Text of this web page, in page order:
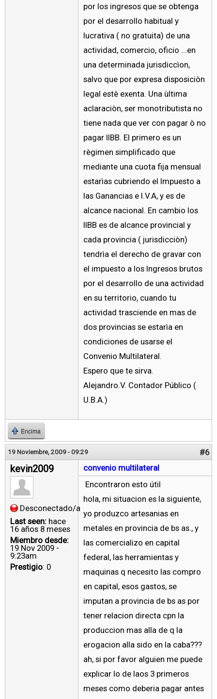
por los ingresos que se obtenga
por el desarrollo habitual y
lucrativa ( no gratuita) de una
actividad, comercio, oficio ...en
una determinada jurisdiccìon,
salvo que por expresa disposiciòn
legal estè exenta. Una ùltima
aclaraciòn, ser monotributista no
tiene nada que ver con pagar ò no
pagar IIBB. El primero es un
règimen simplificado que
mediante una cuota fija mensual
estarìas cubriendo el Impuesto a
las Ganancias e I.V.A, y es de
alcance nacional. En cambio los
IIBB es de alcance provincial y
cada provincia ( jurisdicciòn)
tendrìa el derecho de gravar con
el impuesto a los Ingresos brutos
por el desarrollo de una actividad
en su territorio, cuando tu
actividad trasciende en mas de
dos provincias se estarìa en
condiciones de usarse el
Convenio Multilateral.
Espero que te sirva.
Alejandro.V. Contador Público (
U.B.A.)
Encima
19 Noviembre, 2009 - 09:29 #6
kevin2009
Desconectado/a
Last seen: hace
16 años 8 meses
Miembro desde:
19 Nov 2009 -
9:23am
Prestigio: 0
convenio multilateral
Encontraron esto útil
hola, mi situacion es la siguiente,
yo produzco artesanias en
metales en provincia de bs as., y
las comercializo en capital
federal, las herramientas y
maquinas q necesito las compro
en capital, esos gastos, se
imputan a provincia de bs as por
tener relacion directa cpn la
produccion mas alla de q la
erogacion alla sido en la caba???
ah, si por favor alguien me puede
explicar lo de laos 3 primeros
meses como deberia pagar antes